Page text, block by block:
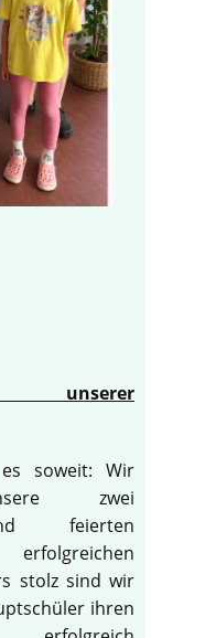
unserer
soweit: Wir
zwei
feierten
stolz sind wir
ihren